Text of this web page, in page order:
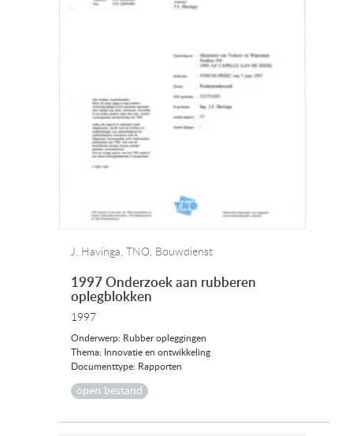
J. Havinga, TNO, Bouwdienst
1997 Onderzoek aan rubberen
oplegblokken
1997
Onderwerp: Rubber opleggingen
Thema: Innovatie en ontwikkeling
Documenttype: Rapporten
open bestand